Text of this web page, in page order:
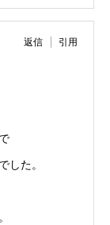
返信 引用
した。